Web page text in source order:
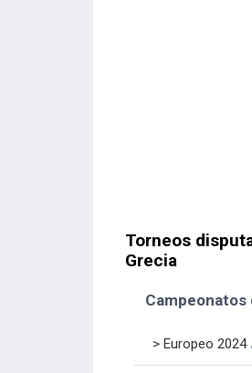
Torneos
Grecia
Campeonatos
> Europeo 2024